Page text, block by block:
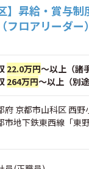
】昇給・賞与
フロアリーダ
22.0万円～以上（諸
264万円～以上（別
府 京都市山科区 西野
市地下鉄東西線「東